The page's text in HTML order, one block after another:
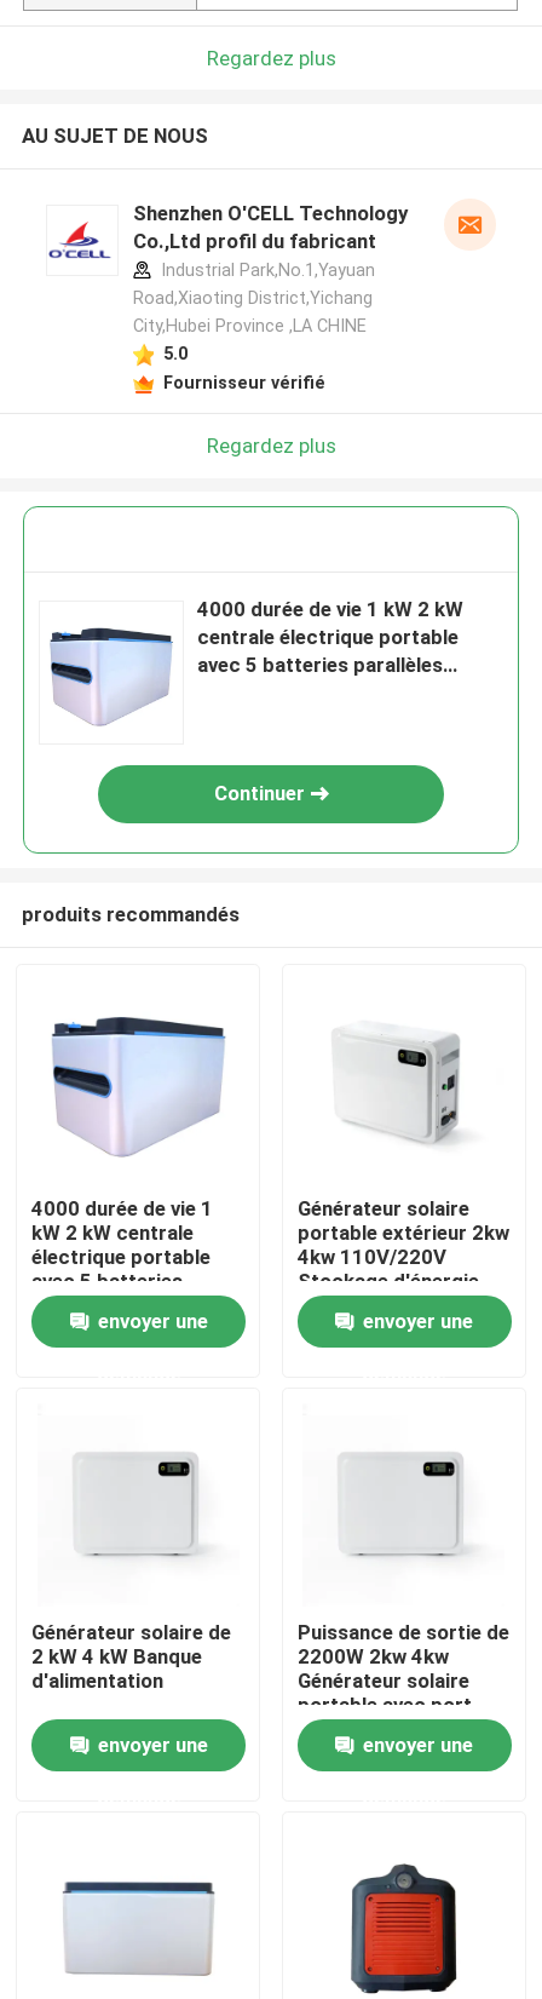
Aperçu
VR Show
Contrôle de la qualité
Contact
Batterie de l'ion LiFePO4 de lithium
Regardez plus
AU SUJET DE NOUS
Shenzhen O'CELL Technology
Co.,Ltd profil du fabricant
Industrial Park,No.1,Yayuan
Road,Xiaoting District,Yichang
City,Hubei Province ,LA CHINE
5.0
Fournisseur vérifié
Regardez plus
4000 durée de vie 1 kW 2 kW
centrale électrique portable
avec 5 batteries parallèles
Continuer
produits recommandés
4000 durée de vie 1
kW 2 kW centrale
électrique portable
avec 5 batteries
parallèles maximum
envoyer une
Générateur solaire
portable extérieur 2kw
4kw 110V/220V
Stockage d'énergie
Batterie au lithium
envoyer une
Générateur solaire de
2 kW 4 kW Banque
d'alimentation
envoyer une
Puissance de sortie de
2200W 2kw 4kw
Générateur solaire
portable avec port
USB 5V 2A
envoyer une